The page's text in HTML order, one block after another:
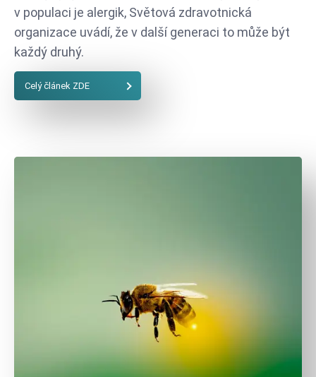
v populaci je alergik, Světová zdravotnická
organizace uvádí, že v další generaci to může být
každý druhý.
Celý článek ZDE